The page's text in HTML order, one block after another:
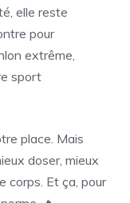
elle reste
pour
extrême,
sport
place. Mais
doser, mieux
corps. Et ça, pour